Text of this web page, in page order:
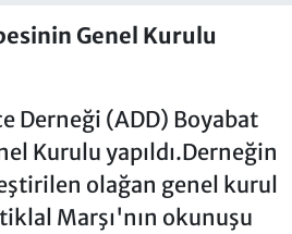
Genel Kurulu
Derneği (ADD) Boyabat
Kurulu yapıldı.Derneğin
olağan genel kurul
Marşı'nın okunuşu